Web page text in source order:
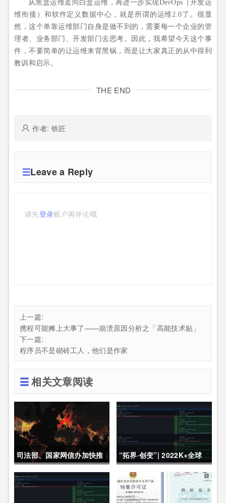
从黑盒运维走向白盒运维，再进一步实现DevOps（开发运
维衔接）和软件定义数据中心，就是所谓的运维2.0了。很显
然，这个单靠运维部门自身是做不到的，需要每一个企业的管
理者、业务部门、开发部门去思考。因此，我希望今天这个事
件，不要简单的让运维来背黑锅，而是让大家真正的从中得到
教训和启示。
THE END
作者: 铁匠
Leave a Reply
请先登录账户再评论哦
上一篇:
携程可能摊上大事了——崩溃原因分析之「高能技术贴」
下一篇:
程序员不是砌砖工人，他们是作家
相关文章阅读
司法部、国家网信办加快推
动制定《未成年人网络保护
“拓界·创变”| 2022K+全球
软件研发行业创新峰会上海
站敬请期待！